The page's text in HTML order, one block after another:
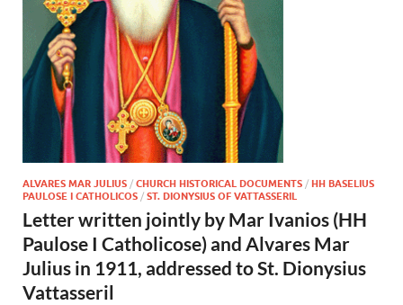
ALVARES MAR JULIUS / CHURCH HISTORICAL DOCUMENTS / HH BASELIUS
PAULOSE I CATHOLICOS / ST. DIONYSIUS OF VATTASSERIL
Letter written jointly by Mar Ivanios (HH
Paulose I Catholicose) and Alvares Mar
Julius in 1911, addressed to St. Dionysius
Vattasseril